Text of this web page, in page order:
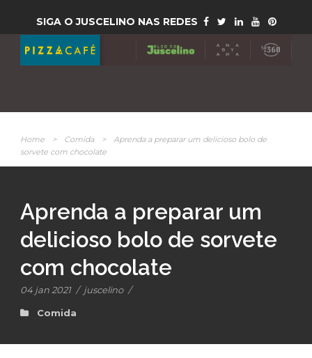
SIGA O JUSCELINO NAS REDES
Home > Comida >
Aprenda a preparar um delicioso bolo de
sorvete com chocolate
Aprenda a preparar um
delicioso bolo de sorvete
com chocolate
04 jan 2021 / juscelino /
Comida